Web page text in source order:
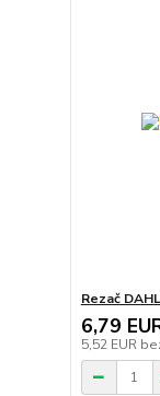
Rezač
6,79
5,52 EUR